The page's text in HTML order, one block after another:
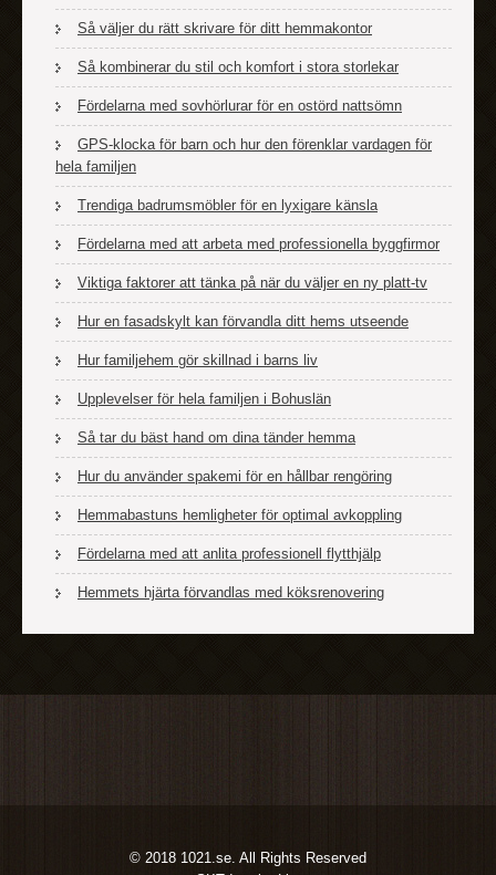
Så väljer du rätt skrivare för ditt hemmakontor
Så kombinerar du stil och komfort i stora storlekar
Fördelarna med sovhörlurar för en ostörd nattsömn
GPS-klocka för barn och hur den förenklar vardagen för
hela familjen
Trendiga badrumsmöbler för en lyxigare känsla
Fördelarna med att arbeta med professionella byggfirmor
Viktiga faktorer att tänka på när du väljer en ny platt-tv
Hur en fasadskylt kan förvandla ditt hems utseende
Hur familjehem gör skillnad i barns liv
Upplevelser för hela familjen i Bohuslän
Så tar du bäst hand om dina tänder hemma
Hur du använder spakemi för en hållbar rengöring
Hemmabastuns hemligheter för optimal avkoppling
Fördelarna med att anlita professionell flytthjälp
Hemmets hjärta förvandlas med köksrenovering
© 2018 1021.se. All Rights Reserved